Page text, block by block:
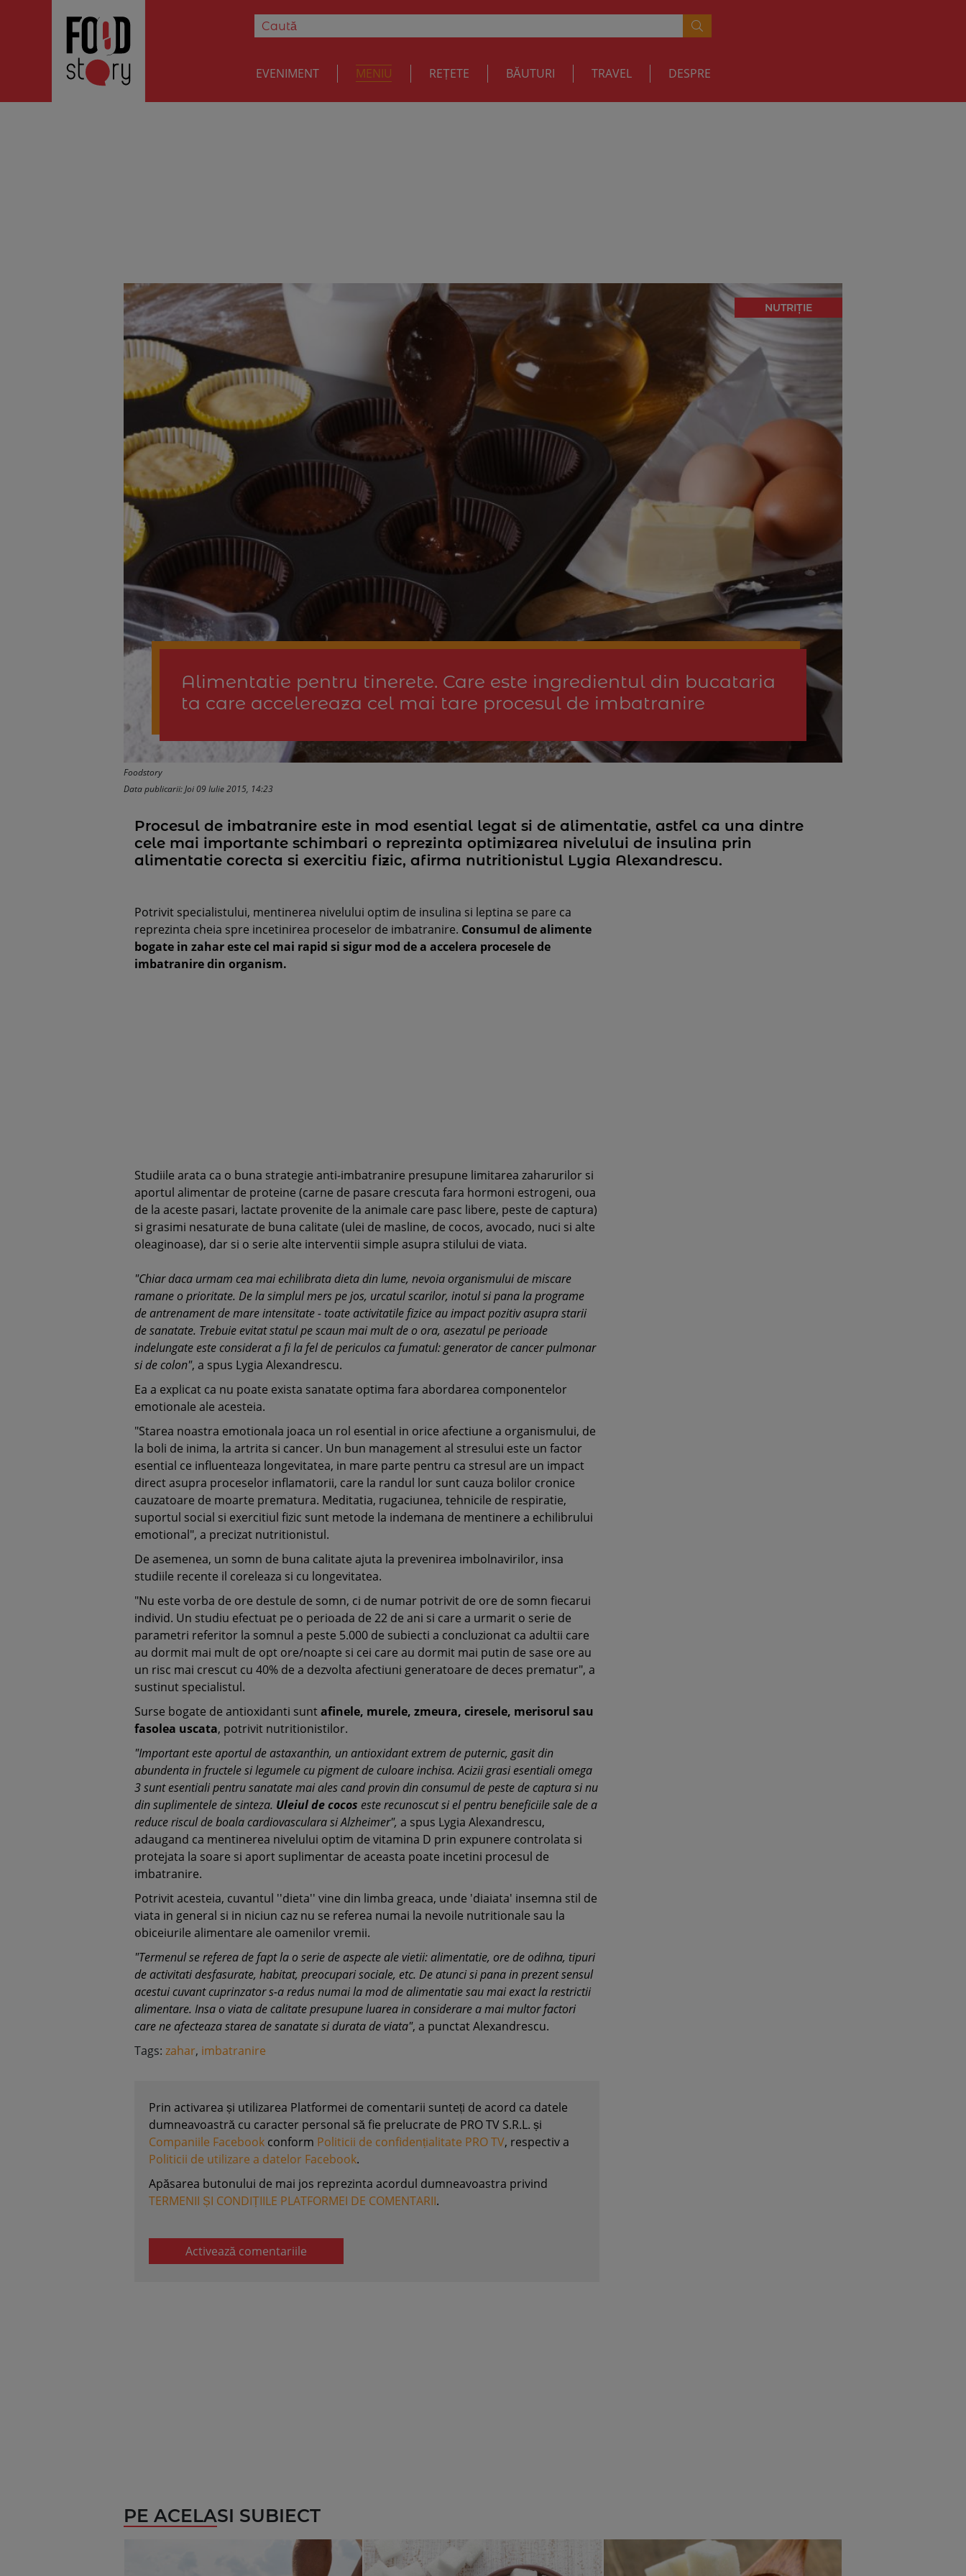
EVENIMENT MENIU REȚETE BĂUTURI TRAVEL DESPRE
NUTRIȚIE
Alimentatie pentru tinerete. Care este ingredientul din bucataria
ta care accelereaza cel mai tare procesul de imbatranire
Foodstory
Data publicarii: Joi 09 Iulie 2015, 14:23
Procesul de imbatranire este in mod esential legat si de alimentatie, astfel ca una dintre
cele mai importante schimbari o reprezinta optimizarea nivelului de insulina prin
alimentatie corecta si exercitiu fizic, afirma nutritionistul Lygia Alexandrescu.
Potrivit specialistului, mentinerea nivelului optim de insulina si leptina se pare ca
reprezinta cheia spre incetinirea proceselor de imbatranire. Consumul de alimente
bogate in zahar este cel mai rapid si sigur mod de a accelera procesele de
imbatranire din organism.
Studiile arata ca o buna strategie anti-imbatranire presupune limitarea zaharurilor si
aportul alimentar de proteine (carne de pasare crescuta fara hormoni estrogeni, oua
de la aceste pasari, lactate provenite de la animale care pasc libere, peste de captura)
si grasimi nesaturate de buna calitate (ulei de masline, de cocos, avocado, nuci si alte
oleaginoase), dar si o serie alte interventii simple asupra stilului de viata.
"Chiar daca urmam cea mai echilibrata dieta din lume, nevoia organismului de miscare
ramane o prioritate. De la simplul mers pe jos, urcatul scarilor, inotul si pana la programe
de antrenament de mare intensitate - toate activitatile fizice au impact pozitiv asupra starii
de sanatate. Trebuie evitat statul pe scaun mai mult de o ora, asezatul pe perioade
indelungate este considerat a fi la fel de periculos ca fumatul: generator de cancer pulmonar
si de colon", a spus Lygia Alexandrescu.
Ea a explicat ca nu poate exista sanatate optima fara abordarea componentelor
emotionale ale acesteia.
"Starea noastra emotionala joaca un rol esential in orice afectiune a organismului, de
la boli de inima, la artrita si cancer. Un bun management al stresului este un factor
esential ce influenteaza longevitatea, in mare parte pentru ca stresul are un impact
direct asupra proceselor inflamatorii, care la randul lor sunt cauza bolilor cronice
cauzatoare de moarte prematura. Meditatia, rugaciunea, tehnicile de respiratie,
suportul social si exercitiul fizic sunt metode la indemana de mentinere a echilibrului
emotional", a precizat nutritionistul.
De asemenea, un somn de buna calitate ajuta la prevenirea imbolnavirilor, insa
studiile recente il coreleaza si cu longevitatea.
"Nu este vorba de ore destule de somn, ci de numar potrivit de ore de somn fiecarui
individ. Un studiu efectuat pe o perioada de 22 de ani si care a urmarit o serie de
parametri referitor la somnul a peste 5.000 de subiecti a concluzionat ca adultii care
au dormit mai mult de opt ore/noapte si cei care au dormit mai putin de sase ore au
un risc mai crescut cu 40% de a dezvolta afectiuni generatoare de deces prematur", a
sustinut specialistul.
Surse bogate de antioxidanti suntafinele, murele, zmeura, ciresele, merisorul sau
fasolea uscata, potrivit nutritionistilor.
"Important este aportul de astaxanthin, un antioxidant extrem de puternic, gasit din
abundenta in fructele si legumele cu pigment de culoare inchisa. Acizii grasi esentiali omega
3 sunt esentiali pentru sanatate mai ales cand provin din consumul de peste de captura si nu
din suplimentele de sinteza. Uleiul de cocos este recunoscut si el pentru beneficiile sale de a
reduce riscul de boala cardiovasculara si Alzheimer", a spus Lygia Alexandrescu,
adaugand ca mentinerea nivelului optim de vitamina D prin expunere controlata si
protejata la soare si aport suplimentar de aceasta poate incetini procesul de
imbatranire.
Potrivit acesteia, cuvantul ''dieta'' vine din limba greaca, unde 'diaiata' insemna stil de
viata in general si in niciun caz nu se referea numai la nevoile nutritionale sau la
obiceiurile alimentare ale oamenilor vremii.
"Termenul se referea de fapt la o serie de aspecte ale vietii: alimentatie, ore de odihna, tipuri
de activitati desfasurate, habitat, preocupari sociale, etc. De atunci si pana in prezent sensul
acestui cuvant cuprinzator s-a redus numai la mod de alimentatie sau mai exact la restrictii
alimentare. Insa o viata de calitate presupune luarea in considerare a mai multor factori
care ne afecteaza starea de sanatate si durata de viata", a punctat Alexandrescu.
Tags: zahar, imbatranire
Prin activarea și utilizarea Platformei de comentarii sunteți de acord ca datele
dumneavoastră cu caracter personal să fie prelucrate de PRO TV S.R.L. și
Companiile Facebook conform Politicii de confidențialitate PRO TV, respectiv a
Politicii de utilizare a datelor Facebook.
Apăsarea butonului de mai jos reprezinta acordul dumneavoastra privind
TERMENII ȘI CONDIȚIILE PLATFORMEI DE COMENTARII.
Activează comentariile
PE ACELASI SUBIECT